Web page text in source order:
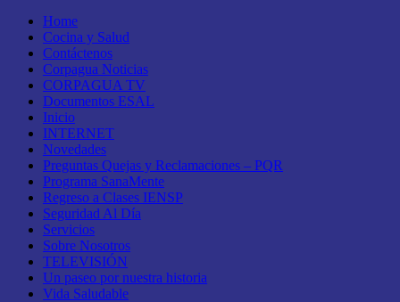
Home
Cocina y Salud
Contáctenos
Corpagua Noticias
CORPAGUA TV
Documentos ESAL
Inicio
INTERNET
Novedades
Preguntas Quejas y Reclamaciones – PQR
Programa SanaMente
Regreso a Clases IENSP
Seguridad Al Día
Servicios
Sobre Nosotros
TELEVISIÓN
Un paseo por nuestra historia
Vida Saludable